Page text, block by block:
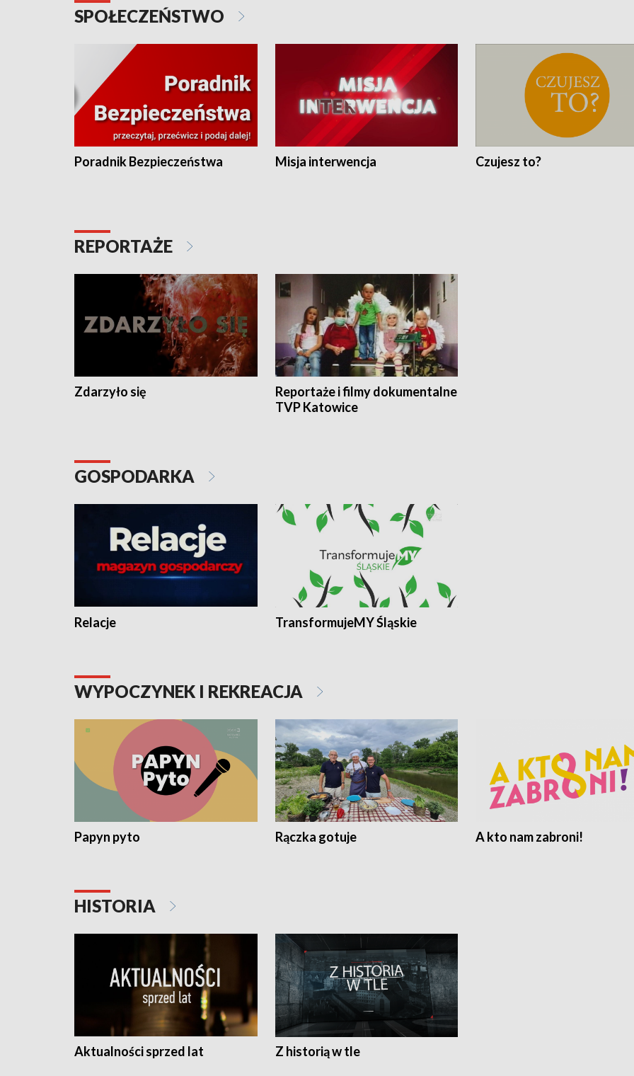
SPOŁECZEŃSTWO
Poradnik Bezpieczeństwa Misja interwencja Czujesz to?
REPORTAŻE
Zdarzyło się
Reportaże i filmy dokumentalne
TVP Katowice
GOSPODARKA
Relacje TransformujeMY Śląskie
WYPOCZYNEK I REKREACJA
Papyn pyto Rączka gotuje A kto nam zabroni!
HISTORIA
Aktualności sprzed lat Z historią w tle